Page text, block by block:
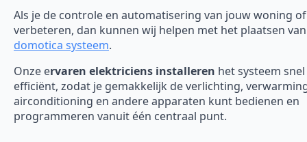
Als je de controle en automatisering van jouw woning
verbeteren, dan kunnen wij helpen met het plaatsen
domotica systeem.
Onze ervaren elektriciens installeren het systeem
efficiënt, zodat je gemakkelijk de verlichting,
airconditioning en andere apparaten kunt bedienen en
programmeren vanuit één centraal punt.